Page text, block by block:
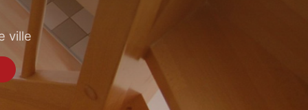
ville